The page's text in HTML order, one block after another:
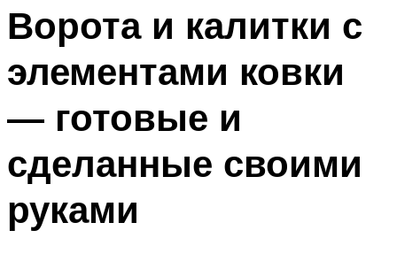
Ворота и калитки с
элементами ковки
— готовые и
сделанные своими
руками